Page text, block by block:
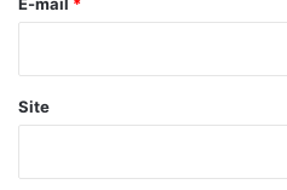
Site